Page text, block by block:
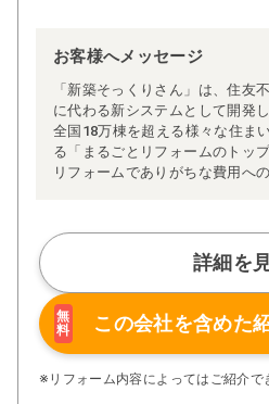
お客様へメッセージ
「新築そっくりさん」は、住友
に代わる新システムとして開発
全国18万棟を超える様々な住ま
る「まるごとリフォームのトッ
リフォームでありがちな費用へ
ム」、経験豊かなセールスエン
制」などが高い信頼を得ていま
また、大規模リフォームに習熟
括する「専属棟梁制」、豊富な
施工マニュアルや検査体制によ
さらに、住友不動産のリフォー
アフターサービス体制で工事後
ぜひ、あなたの大切なお住まい
詳細を
無
料
この会社を含めた
※リフォーム内容によってはご紹介で